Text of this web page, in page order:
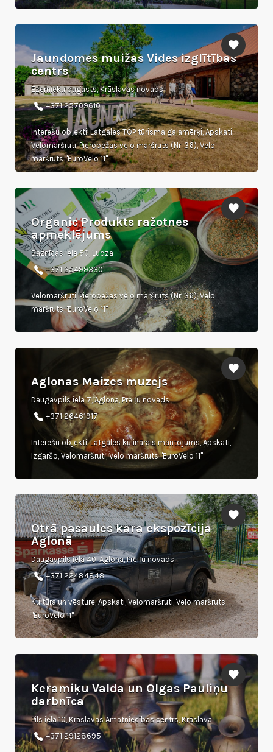
Jaundomes muižas Vides izglītības
centrs
Ezernieku pagasts, Krāslavas novads
+371 25709610
Interešu objekti, Latgales TOP tūrisma galamērķi, Apskati,
Velomaršruti, Pierobežas velo maršruts (Nr. 36), Velo
maršruts "EuroVelo 11"
Organic Produkts ražotnes
apmeklējums
Baznīcas iela 50, Ludza
+371 25499330
Velomaršruti, Pierobežas velo maršruts (Nr. 36), Velo
maršruts "EuroVelo 11"
Aglonas Maizes muzejs
Daugavpils iela 7, Aglona, Preiļu novads
‎+371 26461917
Interešu objekti, Latgales kulinārais mantojums, Apskati,
Izgaršo, Velomaršruti, Velo maršruts "EuroVelo 11"
Otrā pasaules kara ekspozīcija
Aglonā
Daugavpils iela 40, Aglona, Preiļu novads
+371 22484848
Kultūra un vēsture, Apskati, Velomaršruti, Velo maršruts
"EuroVelo 11"
Keramiķu Valda un Olgas Pauliņu
darbnīca
Pils iela 10, Krāslavas Amatniecības centrs, Krāslava
+371 29128695